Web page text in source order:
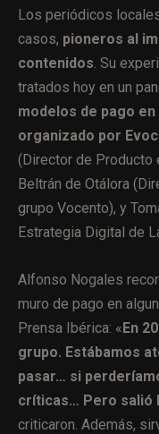
Los periódicos
casos, pioneros al
contenidos . Su
tratados hoy en un
modelos de pago
organizado por
(Director de Producto
Beltrán de Otálora
grupo Vocento), y
Estrategia Digital de
Alfonso Nogales
muro de pago en
Prensa Ibérica: «En
grupo. Estábamos
pasar… si
críticas… Pero salió
criticaron. Además,